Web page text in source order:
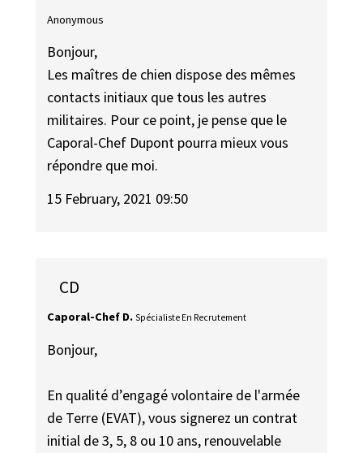
Anonymous
Bonjour,
Les maîtres de chien dispose des mêmes
contacts initiaux que tous les autres
militaires. Pour ce point, je pense que le
Caporal-Chef Dupont pourra mieux vous
répondre que moi.
15 February, 2021 09:50
CD
Caporal-Chef D. Spécialiste En Recrutement
Bonjour,
En qualité d’engagé volontaire de l'armée
de Terre (EVAT), vous signerez un contrat
initial de 3, 5, 8 ou 10 ans, renouvelable